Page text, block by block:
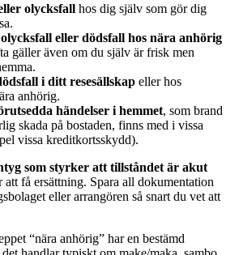
olycksfall hos dig själv som gör dig
eller dödsfall hos nära anhörig
gäller även om du själv är frisk men
i ditt resesällskap eller hos
anhörig.
händelser i hemmet, som brand
skada på bostaden, finns med i vissa
vissa kreditkortsskydd).
som styrker att tillståndet är akut
få ersättning. Spara all dokumentation
eller arrangören så snart du vet att
“nära anhörig” har en bestämd